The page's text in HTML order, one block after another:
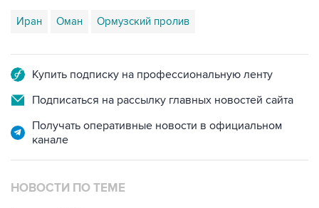
Иран Оман Ормузский пролив
Купить подписку на профессиональную ленту
Подписаться на рассылку главных новостей сайта
Получать оперативные новости в официальном
канале
НОВОСТИ ПО ТЕМЕ